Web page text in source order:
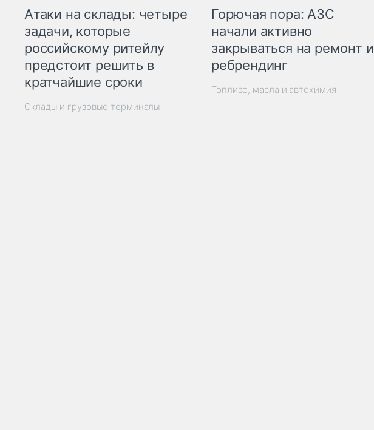
Атаки на склады: четыре
задачи, которые
российскому ритейлу
предстоит решить в
кратчайшие сроки
Склады и грузовые терминалы
Горючая пора: АЗС
начали активно
закрываться на ремонт и
ребрендинг
Топливо, масла и автохимия